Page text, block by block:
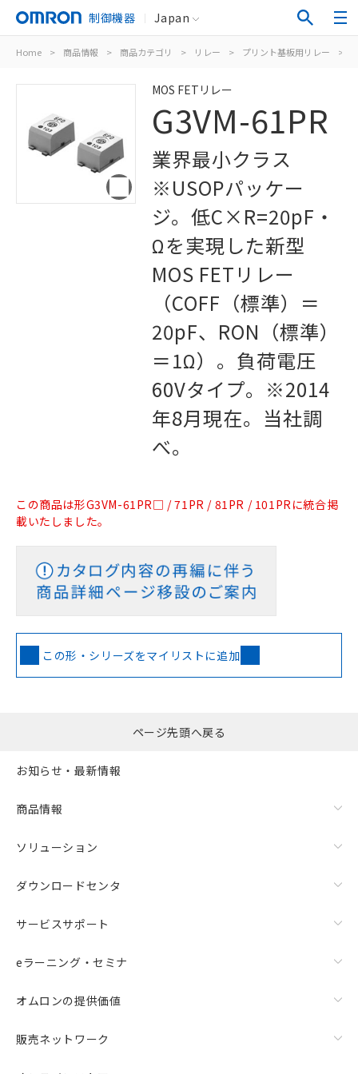
制御機器 Japan
Home > 商品情報 > 商品カテゴリ > リレー > プリント基板用リレー >
MOS FETリレー
G3VM-61PR
業界最小クラス
※USOPパッケー
ジ。低C×R=20pF・
Ωを実現した新型
MOS FETリレー
（COFF（標準）＝
20pF、RON（標準）
＝1Ω）。負荷電圧
60Vタイプ。※2014
年8月現在。当社調
べ。
この商品は形G3VM-61PR□ / 71PR / 81PR / 101PRに統合掲
載いたしました。
この形・シリーズをマイリストに追加
ページ先頭へ戻る
お知らせ・最新情報
商品情報
ソリューション
ダウンロードセンタ
サービスサポート
eラーニング・セミナ
オムロンの提供価値
販売ネットワーク